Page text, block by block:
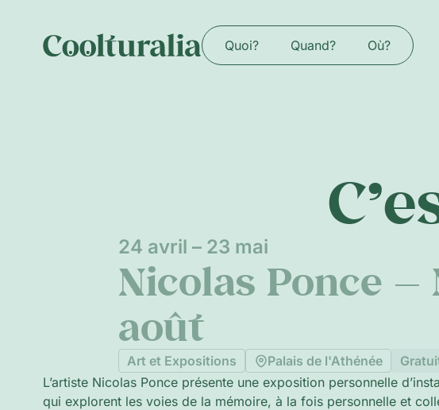
Quoi? Quand? Où?
24 avril – 23 mai
Nicolas Ponce
août
Art et Expositions Palais de l'Athénée
L’artiste Nicolas Ponce présente une exposition personnelle
qui explorent les voies de la mémoire, à la fois personnelle et